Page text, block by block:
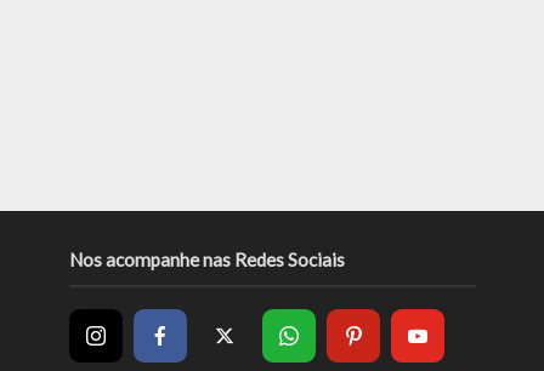
Nos acompanhe nas Redes Sociais